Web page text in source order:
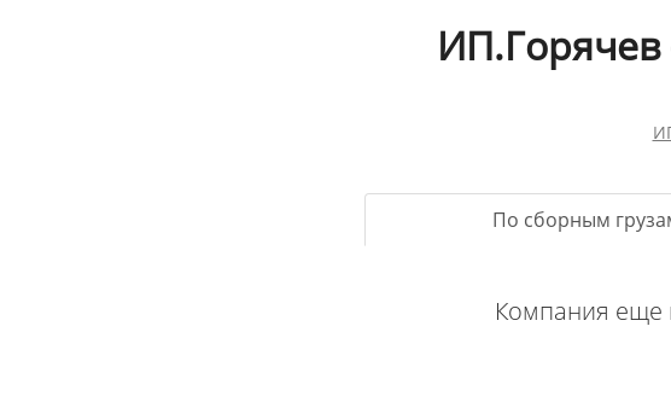
ИП.Горячев
По сборным
Компания еще